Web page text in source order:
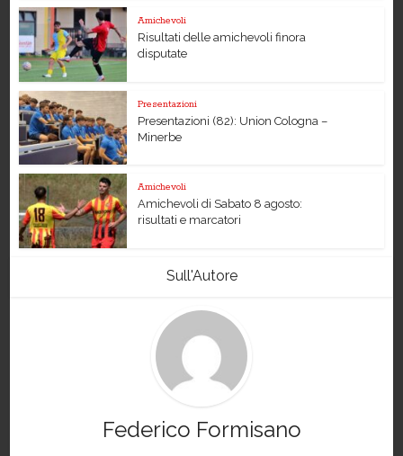
Amichevoli
Risultati delle amichevoli finora
disputate
Presentazioni
Presentazioni (82): Union Cologna –
Minerbe
Amichevoli
Amichevoli di Sabato 8 agosto:
risultati e marcatori
Sull'Autore
Federico Formisano